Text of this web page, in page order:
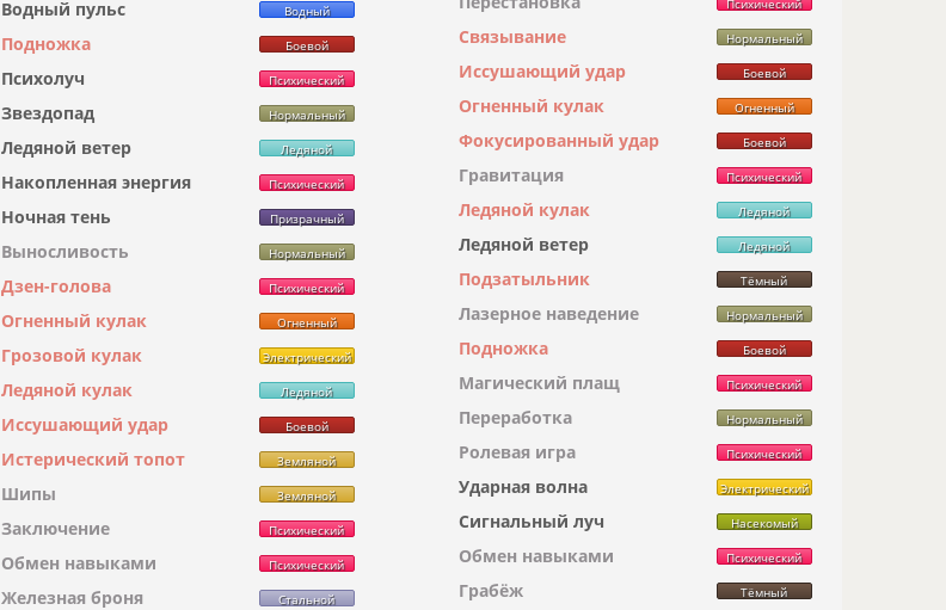
Водный пульс Водный
Подножка Боевой
Психолуч Психический
Звездопад Нормальный
Ледяной ветер Ледяной
Накопленная энергия Психический
Ночная тень Призрачный
Выносливость Нормальный
Дзен-голова Психический
Огненный кулак Огненный
Грозовой кулак Электрический
Ледяной кулак Ледяной
Иссушающий удар Боевой
Истерический топот Земляной
Шипы Земляной
Заключение Психический
Обмен навыками Психический
Железная броня Стальной
Связывание Нормальный
Иссушающий удар Боевой
Огненный кулак Огненный
Фокусированный удар Боевой
Гравитация Психический
Ледяной кулак Ледяной
Ледяной ветер Ледяной
Подзатыльник Тёмный
Лазерное наведение Нормальный
Подножка Боевой
Магический плащ Психический
Переработка Нормальный
Ролевая игра Психический
Ударная волна Электрический
Сигнальный луч Насекомый
Обмен навыками Психический
Грабёж Тёмный